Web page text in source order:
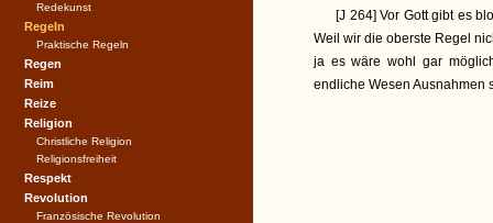
[J 264] Vor Gott gibt es
Weil wir die oberste Regel
ja es wäre wohl gar
endliche Wesen Ausnahmen
Redekunst
Regeln
Praktische Regeln
Regen
Reim
Reize
Religion
Christliche Religion
Religionsfreiheit
Respekt
Revolution
Französische Revolution